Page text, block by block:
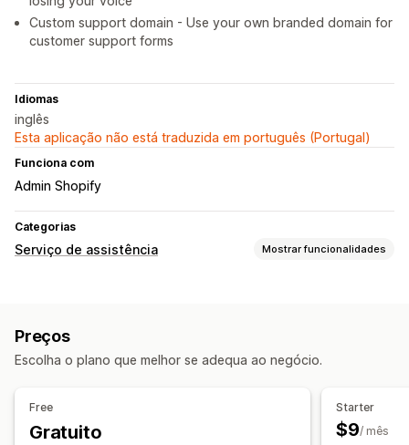
Custom support domain - Use your own branded domain for
customer support forms
Idiomas
inglês
Esta aplicação não está traduzida em português (Portugal)
Funciona com
Admin Shopify
Categorias
Serviço de assistência Mostrar funcionalidades
Automatização do fluxo de trabalho
Emissão de bilhetes
Preços
Escolha o plano que melhor se adequa ao negócio.
Free
Gratuito
Starter
$9/ mês